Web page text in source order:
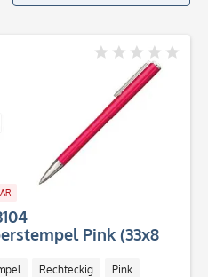
Pink (33x8
Rechteckig Pink